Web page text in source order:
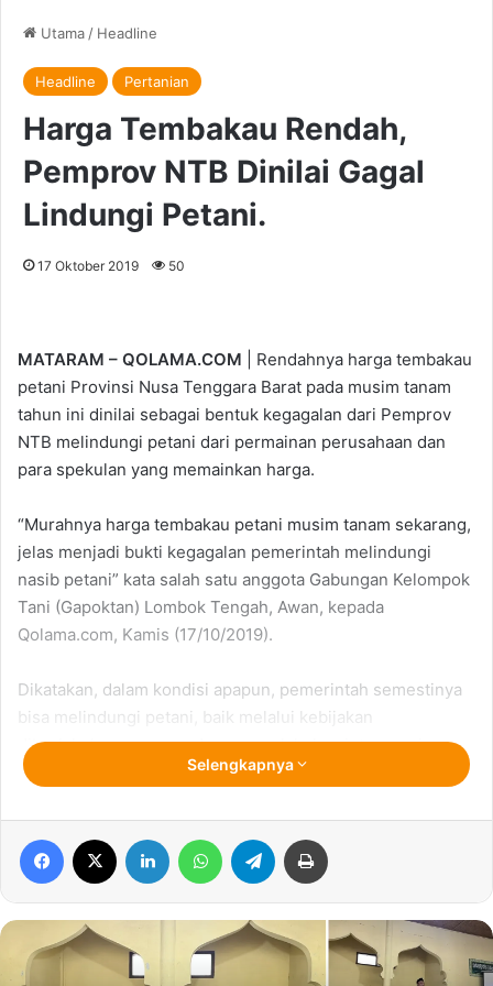
Utama/ Headline
Headline Pertanian
Harga Tembakau Rendah,
Pemprov NTB Dinilai Gagal
Lindungi Petani.
17 Oktober 2019 50
MATARAM – QOLAMA.COM | Rendahnya harga tembakau
petani Provinsi Nusa Tenggara Barat pada musim tanam
tahun ini dinilai sebagai bentuk kegagalan dari Pemprov
NTB melindungi petani dari permainan perusahaan dan
para spekulan yang memainkan harga.
“Murahnya harga tembakau petani musim tanam sekarang,
jelas menjadi bukti kegagalan pemerintah melindungi
nasib petani” kata salah satu anggota Gabungan Kelompok
Tani (Gapoktan) Lombok Tengah, Awan, kepada
Qolama.com, Kamis (17/10/2019).
Dikatakan, dalam kondisi apapun, pemerintah semestinya
bisa melindungi petani, baik melalui kebijakan
diberlakukan, maupun dengan melakukan intervensi
langsung kepada perusahaan yang membeli.
Intervensi bisa dilakukan, dengan meminta perusahaan
membeli tembakau petani dengan harga yang layak. Kalau
perusahaan tidak mau, izin bisa dievaluasi bahkan bisa
dicabut, kalau keberadaannya tidak bisa mengakomodir
kesejahteraan petani.
Selengkapnya
Facebook LinkedIn WhatsAppTelegram